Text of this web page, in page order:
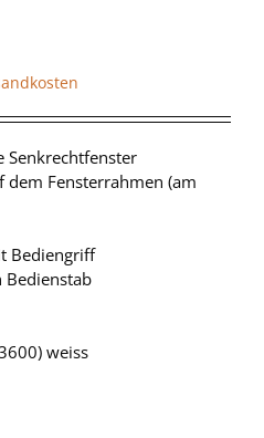
Senkrechtfenster
dem Fensterrahmen (am
Bediengriff
Bedienstab
weiss